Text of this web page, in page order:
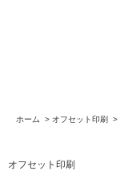
ホーム > オフセット印刷 >
オフセット印刷